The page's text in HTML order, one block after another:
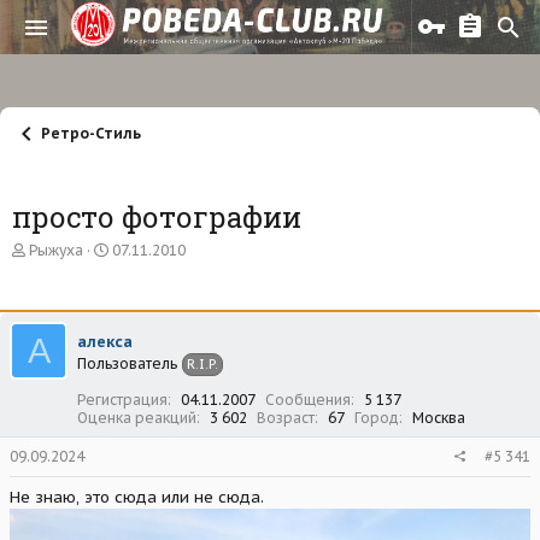
Ретро-Стиль
просто фотографии
А
о
р
т
е
Рыжуха
Д
а
а
ч
л
а
07.11.2010
А алекса
Пользователь R.I.P.
Регистрация 04.11.2007 Сообщения
5 137
Оценка реакций
3 602 Возраст 67 Город Москва
09.09.2024 #5 341
Не знаю, это сюда или не сюда.